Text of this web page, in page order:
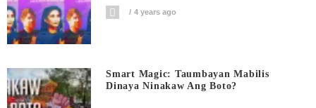
4 years ago
Smart Magic: Taumbayan Mabilis
Dinaya Ninakaw Ang Boto?